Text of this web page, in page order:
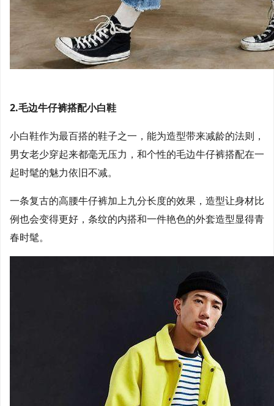
2.毛边牛仔裤搭配小白鞋
小白鞋作为最百搭的鞋子之一，能为造型带来减龄的法则，
男女老少穿起来都毫无压力，和个性的毛边牛仔裤搭配在一
起时髦的魅力依旧不减。
一条复古的高腰牛仔裤加上九分长度的效果，造型让身材比
例也会变得更好，条纹的内搭和一件艳色的外套造型显得青
春时髦。